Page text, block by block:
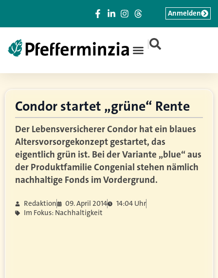
|
Anmelden
Condor startet „grüne“ Rente
Der Lebensversicherer Condor hat ein blaues
Altersvorsorgekonzept gestartet, das
eigentlich grün ist. Bei der Variante „blue“ aus
der Produktfamilie Congenial stehen nämlich
nachhaltige Fonds im Vordergrund.
Redaktion 09. April 2014
14:04 Uhr
Im Fokus: Nachhaltigkeit